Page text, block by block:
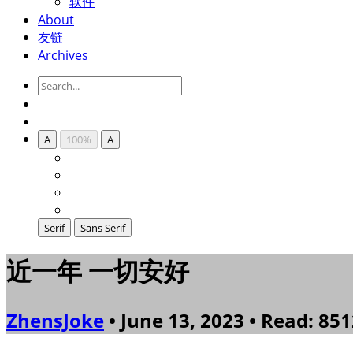
About
友链
Archives
A 100% A
Serif Sans Serif
近一年 一切安好
ZhensJoke • June 13, 2023 • Read: